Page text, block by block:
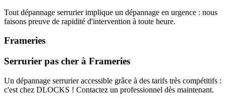
Tout dépannage serrurier implique un dépannage en urgence : nous
faisons preuve de rapidité d'intervention à toute heure.
Frameries
Serrurier pas cher à Frameries
Un dépannage serrurier accessible grâce à des tarifs très compétitifs :
c'est chez DLOCKS ! Contactez un professionnel dès maintenant.